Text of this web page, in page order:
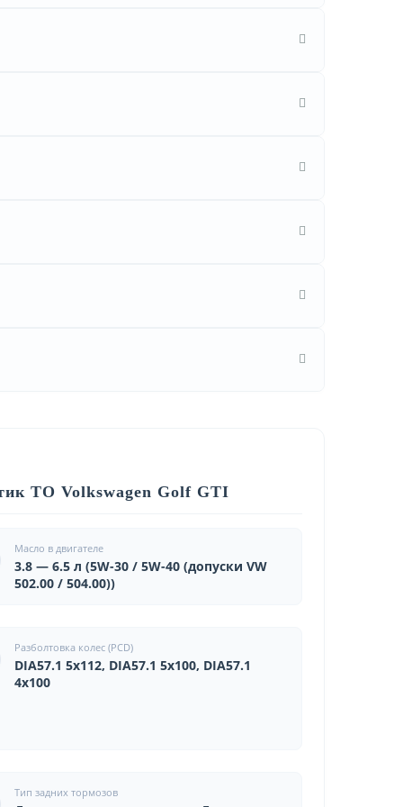
ТО Volkswagen Golf GTI
Масло в двигателе
3.8 — 6.5 л (5W-30 / 5W-40 (допуски VW
502.00 / 504.00))
Разболтовка колес (PCD)
DIA57.1 5x112, DIA57.1 5x100, DIA57.1
4x100
Тип задних тормозов